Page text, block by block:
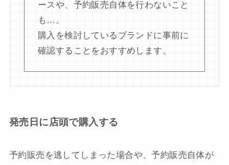
ースや、予約販売自体を行わないこと
も…。
購入を検討しているブランドに事前に
確認することをおすすめします。
発売日に店頭で購入する
予約販売を逃してしまった場合や、予約販売自体が